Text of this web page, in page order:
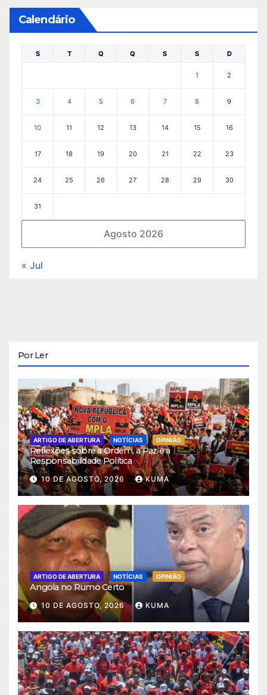
Calendário
Agosto 2026
S T Q Q S S D
1 2
3 4 5 6 7 8 9
10 11 12 13 14 15 16
17 18 19 20 21 22 23
24 25 26 27 28 29 30
31
« Jul
Por Ler
ARTIGO DE ABERTURA NOTÍCIAS OPINIÃO
Reflexões sobre a Ordem, a Paz e a
Responsabilidade Política
10 DE AGOSTO, 2026 KUMA
ARTIGO DE ABERTURA NOTÍCIAS OPINIÃO
Angola no Rumo Certo
10 DE AGOSTO, 2026 KUMA